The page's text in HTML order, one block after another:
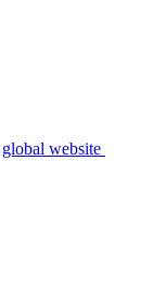
global website